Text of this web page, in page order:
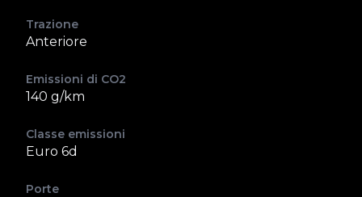
Trazione
Anteriore
Emissioni di CO2
140 g/km
Classe emissioni
Euro 6d
Porte